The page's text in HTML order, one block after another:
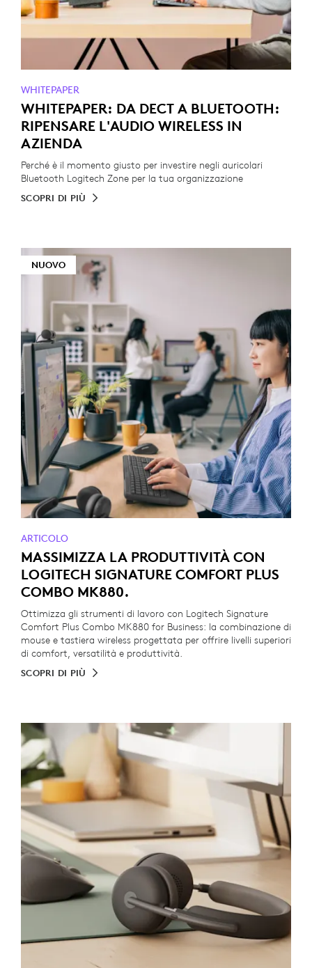
WHITEPAPER
WHITEPAPER: DA DECT A BLUETOOTH:
RIPENSARE L'AUDIO WIRELESS IN
AZIENDA
Perché è il momento giusto per investire negli auricolari
Bluetooth Logitech Zone per la tua organizzazione
SCOPRI DI PIÙ
NUOVO
ARTICOLO
MASSIMIZZA LA PRODUTTIVITÀ CON
LOGITECH SIGNATURE COMFORT PLUS
COMBO MK880.
Ottimizza gli strumenti di lavoro con Logitech Signature
Comfort Plus Combo MK880 for Business: la combinazione di
mouse e tastiera wireless progettata per offrire livelli superiori
di comfort, versatilità e produttività.
SCOPRI DI PIÙ